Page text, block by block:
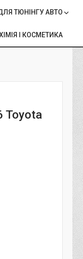
ТЮНІНГУ АВТО
І КОСМЕТИКА
Toyota